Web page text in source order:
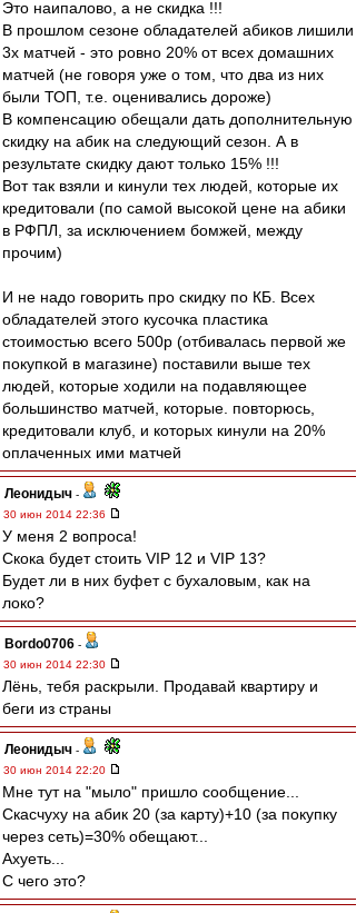
Это наипалово, а не скидка !!!
В прошлом сезоне обладателей абиков лишили
3х матчей - это ровно 20% от всех домашних
матчей (не говоря уже о том, что два из них
были ТОП, т.е. оценивались дороже)
В компенсацию обещали дать дополнительную
скидку на абик на следующий сезон. А в
результате скидку дают только 15% !!!
Вот так взяли и кинули тех людей, которые их
кредитовали (по самой высокой цене на абики
в РФПЛ, за исключением бомжей, между
прочим)
И не надо говорить про скидку по КБ. Всех
обладателей этого кусочка пластика
стоимостью всего 500р (отбивалась первой же
покупкой в магазине) поставили выше тех
людей, которые ходили на подавляющее
большинство матчей, которые. повторюсь,
кредитовали клуб, и которых кинули на 20%
оплаченных ими матчей
Леонидыч -
30 июн 2014 22:36
У меня 2 вопроса!
Скока будет стоить VIP 12 и VIP 13?
Будет ли в них буфет с бухаловым, как на
локо?
Bordo0706 -
30 июн 2014 22:30
Лёнь, тебя раскрыли. Продавай квартиру и
беги из страны
Леонидыч -
30 июн 2014 22:20
Мне тут на "мыло" пришло сообщение...
Скасчуху на абик 20 (за карту)+10 (за покупку
через сеть)=30% обещают...
Ахуеть...
С чего это?